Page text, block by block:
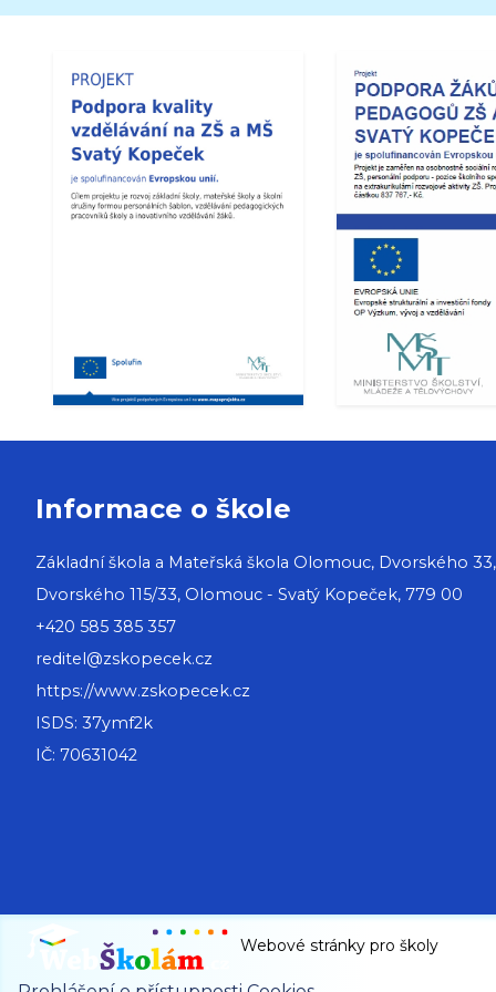
Informace o škole
Základní škola a Mateřská škola Olomouc, Dvorského
Dvorského 115/33, Olomouc - Svatý Kopeček, 779 00
+420 585 385 357
reditel@zskopecek.cz
https://www.zskopecek.cz
ISDS: 37ymf2k
IČ: 70631042
Webové stránky pro školy